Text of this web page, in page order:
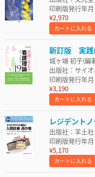
印刷版発行年
¥2,970
カートに入れる
新訂版 実践
城ヶ端 初子(編
出版社：サイ
印刷版発行年
¥3,190
カートに入れる
レジデント
出版社：羊土社
印刷版発行年
¥5,170
カートに入れる